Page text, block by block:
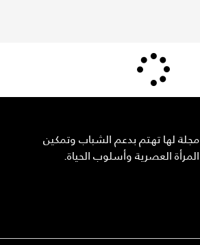
مجلة لها تهتم بدعم الشباب وتمكين
المرأة العصرية وأسلوب الحياة.